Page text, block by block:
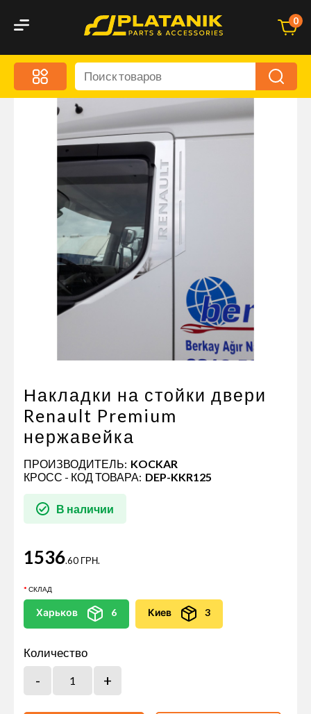
0
Меню
Акционные предложения
Дорожные аксессуары
Дорожная кухня
Оптика и светотехника
Брызговики
Запчасти кузова и зеркала
Малый коммерческий транспорт
Маркировочные знаки и светоотражатели
Пневматические соединения
Инструменты
Автономное отопление и
кондиционировани
Стяжные ремни и тросы
Накладки на стойки двери
Renault Premium
нержавейка
ПРОИЗВОДИТЕЛЬ: KOCKAR
КРОСС - КОД ТОВАРА: DEP-KKR125
В наличии
1536.60 ГРН.
СКЛАД
Харьков 6 Киев 3
Количество